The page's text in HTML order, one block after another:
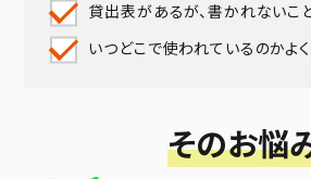
貸出表があるが、書かれないこ
いつどこで使われているのかよ
そのお悩